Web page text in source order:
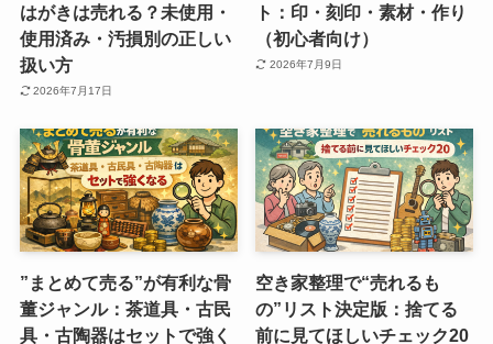
はがきは売れる？未使用・
使用済み・汚損別の正しい
扱い方
2026年7月17日
ト：印・刻印・素材・作り
（初心者向け）
2026年7月9日
”まとめて売る”が有利な骨
董ジャンル：茶道具・古民
具・古陶器はセットで強く
空き家整理で“売れるも
の”リスト決定版：捨てる
前に見てほしいチェック20